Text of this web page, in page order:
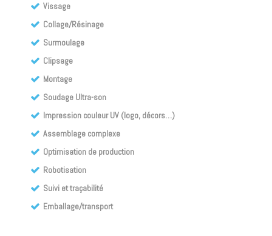
Vissage
Collage/Résinage
Surmoulage
Clipsage
Montage
Soudage Ultra-son
Impression couleur UV (logo, décors…)
Assemblage complexe
Optimisation de production
Robotisation
Suivi et traçabilité
Emballage/transport